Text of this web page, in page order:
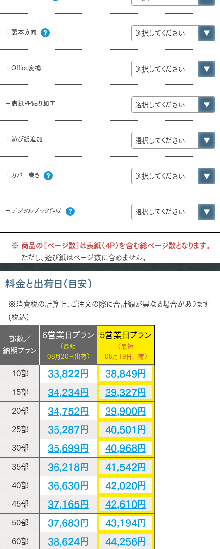
＋製本方向
＋Office変換
＋表紙PP貼り加工
＋遊び紙追加
＋カバー巻き
＋デジタルブック作成
商品の［ページ数］は表紙（4P）を含む総ページ数となります。
ただし、遊び紙はページ数に含めません。
料金と出荷日（目安）
※消費税の計算上、ご注文の際に合計額が異なる場合があります
(税込)
部数／
納期プラン
6営業日プラン
（最短
08月20日出荷）
5営業日プラン
（最短
08月19日出荷）
10部 33,822円 38,849円
15部 34,234円 39,327円
20部 34,752円 39,900円
25部 35,287円 40,501円
30部 35,699円 40,968円
35部 36,218円 41,542円
40部 36,630円 42,020円
45部 37,165円 42,610円
50部 37,683円 43,194円
60部 38,624円 44,256円